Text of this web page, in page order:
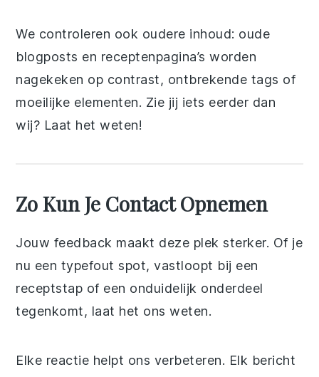
We controleren ook oudere inhoud: oude
blogposts en receptenpagina’s worden
nagekeken op contrast, ontbrekende tags of
moeilijke elementen. Zie jij iets eerder dan
wij? Laat het weten!
Zo Kun Je Contact Opnemen
Jouw feedback maakt deze plek sterker. Of je
nu een typefout spot, vastloopt bij een
receptstap of een onduidelijk onderdeel
tegenkomt, laat het ons weten.
Elke reactie helpt ons verbeteren. Elk bericht